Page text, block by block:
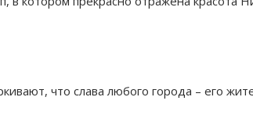
что слава любого города – его